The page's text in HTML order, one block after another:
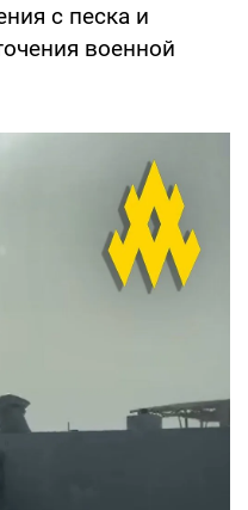
с песка и
военной